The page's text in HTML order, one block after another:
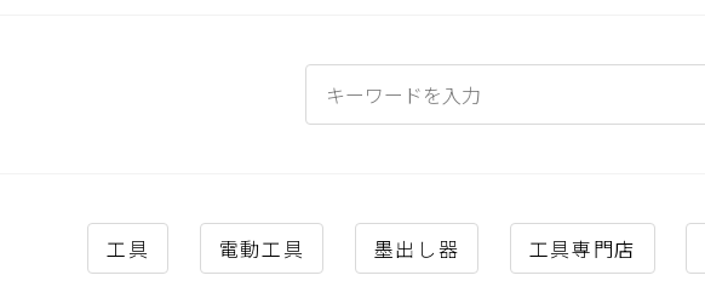
工具 電動工具 墨出し器 工具専門店